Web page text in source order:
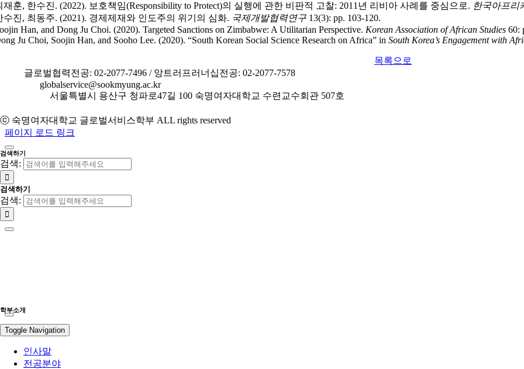
재훈, 한수진. (2022). 보호책임(Responsibility to Protect)의 실행에 관한 비판적 고찰: 2011년 리비아 사례를 중심으로. 한국아프리
수진, 최동주. (2021). 경제제재와 인도주의 위기의 심화. 국제개발협력연구 13(3): pp. 103-120.
Han, and Dong Ju Choi. (2020). Targeted Sanctions on Zimbabwe: A Utilitarian Perspective. Korean Association of African Studies 60:
Ju Choi, Soojin Han, and Sooho Lee. (2020). “South Korean Social Science Research on Africa” in South Korea’s Engagement with
목록으로
글로벌협력전공: 02-2077-7496 / 앙트러프러너십전공: 02-2077-7578
globalservice@sookmyung.ac.kr
서울특별시 용산구 청파로47길 100 숙명여자대학교 수련교수회관 507호
ⓒ 숙명여자대학교 글로벌서비스학부 ALL rights reserved
페이지 로드 링크
검색하기
검색:
검색하기
검색:
학부소개
Toggle Navigation
인사말
전공분야